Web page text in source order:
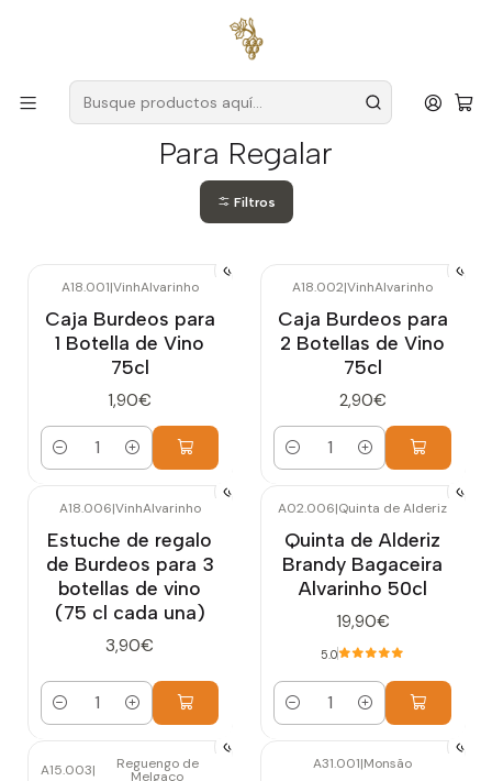
para pedidos superiores a
Para Regalar
Para Regalar
Filtros
A18.001|VinhAlvarinho
Caja Burdeos para
1 Botella de Vino
75cl
1,90€
Cantidad
A18.002|VinhAlvarinho
Caja Burdeos para
2 Botellas de Vino
75cl
2,90€
Cantidad
A18.006|VinhAlvarinho
Estuche de regalo
de Burdeos para 3
botellas de vino
(75 cl cada una)
3,90€
Cantidad
A02.006|Quinta de Alderiz
Quinta de Alderiz
Brandy Bagaceira
Alvarinho 50cl
19,90€
5.0
Cantidad
Agotado
A15.003| Reguengo de
Melgaço
A31.001|Monsão